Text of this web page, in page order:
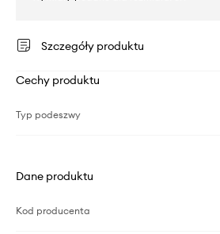
Szczegóły produktu
Cechy produktu
Typ podeszwy
Dane produktu
Kod producenta